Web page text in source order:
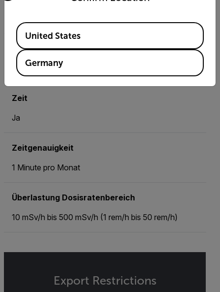
Verfügbare Kabellängen
Erhältlich in Schritten zu 4, 8, 15, 30, 50, 100 ft
Zeit
Ja
Zeitgenauigkeit
1 Minute pro Monat
Überlastung Dosisratenbereich
10 mSv/h bis 500 mSv/h (1 rem/h bis 50 rem/h)
Export Restrictions
Available Locations
United States
Germany